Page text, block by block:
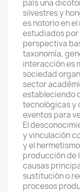
país una
silvestres y
es notorio en
estudiados
perspectiva
taxonomía,
interacción es
sociedad
sector
estableciendo
tecnológicas y
eventos para
El
y vinculación
y el
producción de
causas
sustitución o
procesos